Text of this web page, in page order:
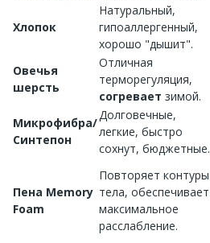
Хлопок
Натуральный,
гипоаллергенный,
хорошо "дышит".
Овечья
шерсть
Отличная
терморегуляция,
согревает зимой.
Микрофибра/
Синтепон
Долговечные,
легкие, быстро
сохнут, бюджетные.
Пена Memory
Foam
Повторяет контуры
тела, обеспечивает
максимальное
расслабление.